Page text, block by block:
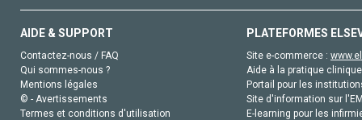
AIDE & SUPPORT
Contactez-nous / FAQ
Qui sommes-nous ?
Mentions légales
© - Avertissements
Termes et conditions d'utilisation
PLATEFORMES
Site e-commerce :
Aide à la pratique
Portail pour les
Site d'information sur
E-learning pour les